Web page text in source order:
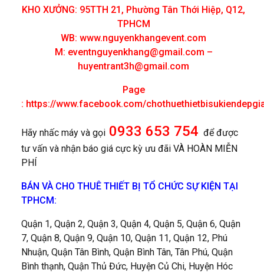
KHO XƯỞNG: 95TTH 21, Phường Tân Thới Hiệp, Q12,
TPHCM
WB: www.nguyenkhangevent.com
M: eventnguyenkhang@gmail.com –
huyentrant3h@gmail.com
Page
: https://www.facebook.com/
Hãy nhấc máy và gọi 0933 653 754 để được
tư vấn và nhận báo giá cực kỳ ưu đãi VÀ HOÀN MIỄN
PHÍ
BÁN VÀ CHO THUÊ THIẾT BỊ TỔ CHỨC SỰ KIỆN TẠI
TPHCM:
Quận 1, Quận 2, Quận 3, Quận 4, Quận 5, Quận 6, Quận
7, Quận 8, Quận 9, Quận 10, Quận 11, Quận 12, Phú
Nhuận, Quận Tân Bình, Quận Bình Tân, Tân Phú, Quận
Bình thạnh, Quận Thủ Đức, Huyện Củ Chi, Huyện Hóc